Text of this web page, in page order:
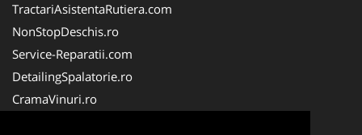
TractariAsistentaRutiera.com
NonStopDeschis.ro
Service-Reparatii.com
DetailingSpalatorie.ro
CramaVinuri.ro